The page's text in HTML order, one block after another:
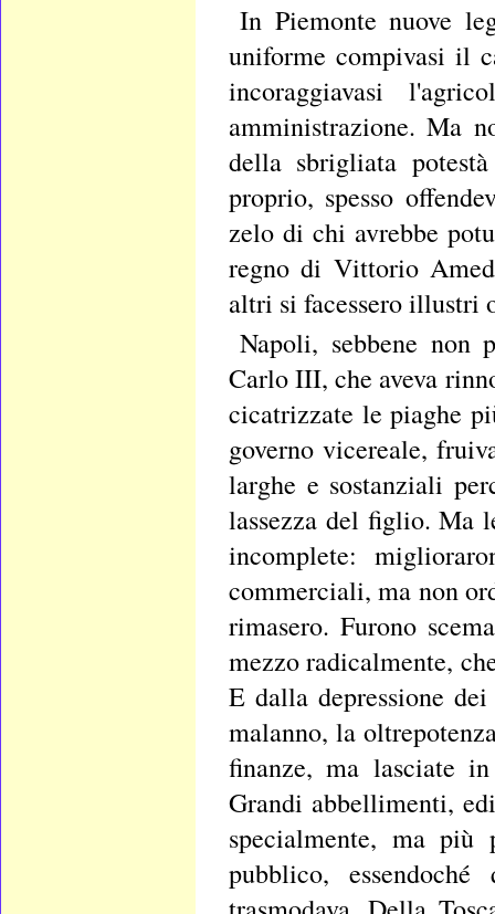
In Piemonte nuove
uniforme compivasi il
incoraggiavasi
amministrazione. Ma
della sbrigliata
proprio, spesso
zelo di chi avrebbe
regno di Vittorio
altri si facessero illustri
Napoli, sebbene non
Carlo III, che aveva
cicatrizzate le piaghe
governo vicereale,
larghe e sostanziali
lassezza del figlio. Ma
incomplete:
commerciali, ma non
rimasero. Furono
mezzo radicalmente,
E dalla depressione
malanno, la
finanze, ma lasciate
Grandi abbellimenti,
specialmente, ma
pubblico,